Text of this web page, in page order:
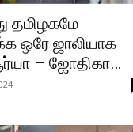
தமிழகமே
ஒரே ஜாலியாக
– ஜோதிகா…